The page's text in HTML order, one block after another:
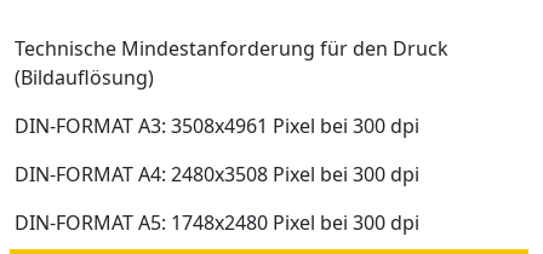
Technische Mindestanforderung für den Druck
(Bildauflösung)
DIN-FORMAT A3: 3508x4961 Pixel bei 300 dpi
DIN-FORMAT A4: 2480x3508 Pixel bei 300 dpi
DIN-FORMAT A5: 1748x2480 Pixel bei 300 dpi